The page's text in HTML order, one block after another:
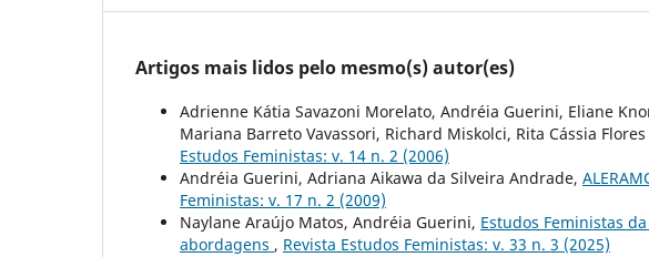
Artigos mais lidos pelo mesmo(s) autor(es)
Adrienne Kátia Savazoni Morelato, Andréia Guerini, Eliane
Mariana Barreto Vavassori, Richard Miskolci, Rita Cássia
Estudos Feministas: v. 14 n. 2 (2006)
Andréia Guerini, Adriana Aikawa da Silveira Andrade,
Feministas: v. 17 n. 2 (2009)
Naylane Araújo Matos, Andréia Guerini, Estudos Feministas
abordagens , Revista Estudos Feministas: v. 33 n. 3 (2025)